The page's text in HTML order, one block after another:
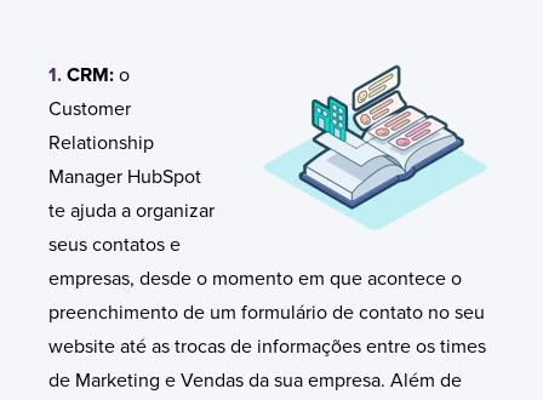
1. CRM: o
Customer
Relationship
Manager HubSpot
te ajuda a organizar
seus contatos e
empresas, desde o momento em que acontece o
preenchimento de um formulário de contato no seu
website até as trocas de informações entre os times
de Marketing e Vendas da sua empresa. Além de